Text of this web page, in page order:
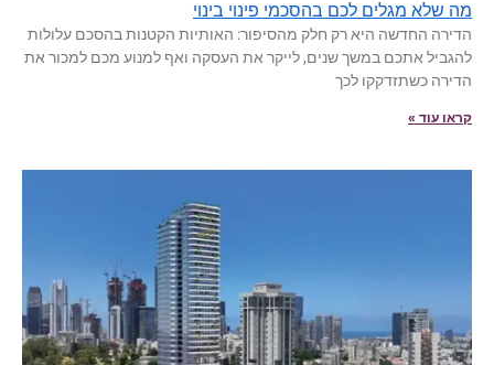
מה שלא מגלים לכם בהסכמי פינוי בינוי
הדירה החדשה היא רק חלק מהסיפור: האותיות הקטנות בהסכם עלולות
להגביל אתכם במשך שנים, לייקר את העסקה ואף למנוע מכם למכור את
הדירה כשתזדקקו לכך
קראו עוד »